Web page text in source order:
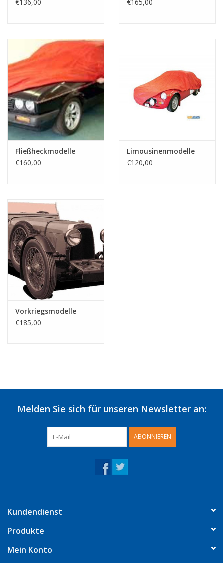
€136,00
€165,00
Fließheckmodelle
€160,00
Limousinenmodelle
€120,00
Vorkriegsmodelle
€185,00
Melden Sie sich für unseren Newsletter an:
ABONNIEREN
Kundendienst
Produkte
Mein Konto